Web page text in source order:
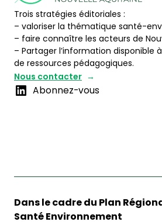
Trois stratégies éditoriales :
– valoriser la thématique santé-
– faire connaître les acteurs de
– Partager l’information disponible
de ressources pédagogiques.
Nous contacter
Abonnez-vous
Dans le cadre du Plan
Santé Environnement